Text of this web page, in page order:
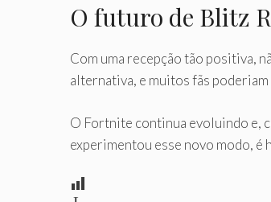
O futuro de Blitz
Com uma recepção tão positiva,
alternativa, e muitos fãs
O Fortnite continua evoluindo e,
experimentou esse novo modo, é